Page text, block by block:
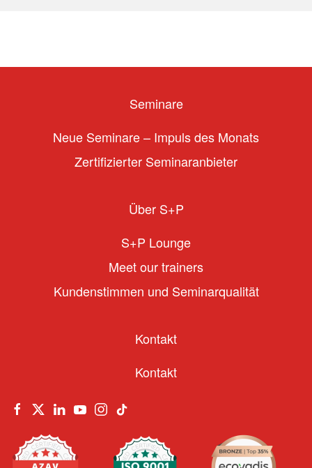
Seminare
Neue Seminare – Impuls des Monats
Zertifizierter Seminaranbieter
Über S+P
S+P Lounge
Meet our trainers
Kundenstimmen und Seminarqualität
Kontakt
Kontakt